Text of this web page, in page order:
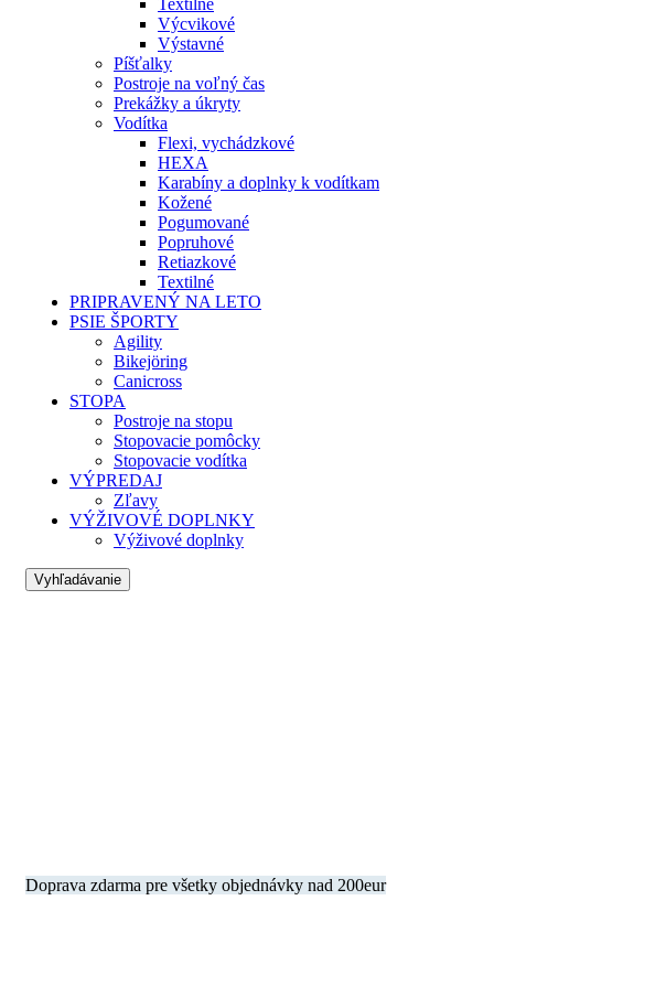
Textilné
Výcvikové
Výstavné
Píšťalky
Postroje na voľný čas
Prekážky a úkryty
Vodítka
Flexi, vychádzkové
HEXA
Karabíny a doplnky k vodítkam
Kožené
Pogumované
Popruhové
Retiazkové
Textilné
PRIPRAVENÝ NA LETO
PSIE ŠPORTY
Agility
Bikejöring
Canicross
STOPA
Postroje na stopu
Stopovacie pomôcky
Stopovacie vodítka
VÝPREDAJ
Zľavy
VÝŽIVOVÉ DOPLNKY
Výživové doplnky
Vyhľadávanie
Doprava zdarma pre všetky objednávky nad 200eur